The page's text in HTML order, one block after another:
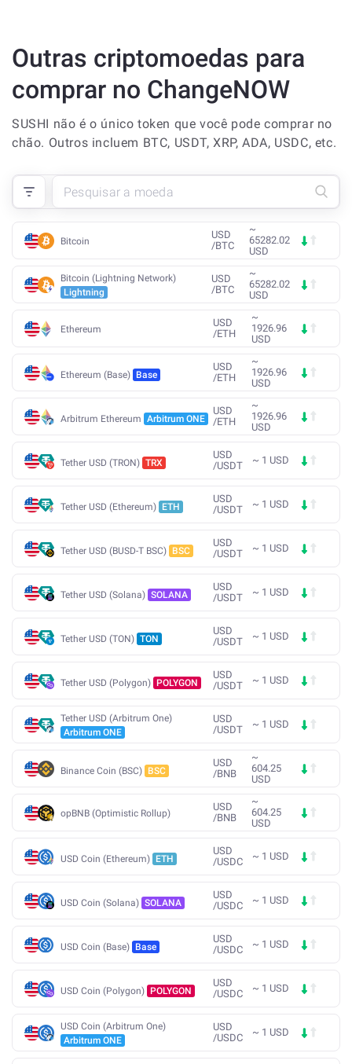
Outras criptomoedas para
comprar no ChangeNOW
SUSHI não é o único token que você pode comprar no
chão. Outros incluem BTC, USDT, XRP, ADA, USDC, etc.
Bitcoin
USD
/BTC
~
65282.02
USD
Bitcoin (Lightning Network)
Lightning
USD
/BTC
~
65282.02
USD
Ethereum
USD
/ETH
~
1926.96
USD
Ethereum (Base) Base
USD
/ETH
~
1926.96
USD
Arbitrum Ethereum Arbitrum ONE
USD
/ETH
~
1926.96
USD
Tether USD (TRON) TRX
USD
/USDT ~ 1 USD
Tether USD (Ethereum) ETH
USD
/USDT ~ 1 USD
Tether USD (BUSD-T BSC) BSC
USD
/USDT ~ 1 USD
Tether USD (Solana) SOLANA
USD
/USDT ~ 1 USD
Tether USD (TON) TON
USD
/USDT ~ 1 USD
Tether USD (Polygon) POLYGON
USD
/USDT ~ 1 USD
Tether USD (Arbitrum One)
Arbitrum ONE
USD
/USDT ~ 1 USD
Binance Coin (BSC) BSC
USD
/BNB
~
604.25
USD
opBNB (Optimistic Rollup)
USD
/BNB
~
604.25
USD
USD Coin (Ethereum) ETH
USD
/USDC ~ 1 USD
USD Coin (Solana) SOLANA
USD
/USDC ~ 1 USD
USD Coin (Base) Base
USD
/USDC ~ 1 USD
USD Coin (Polygon) POLYGON
USD
/USDC ~ 1 USD
USD Coin (Arbitrum One)
Arbitrum ONE
USD
/USDC ~ 1 USD